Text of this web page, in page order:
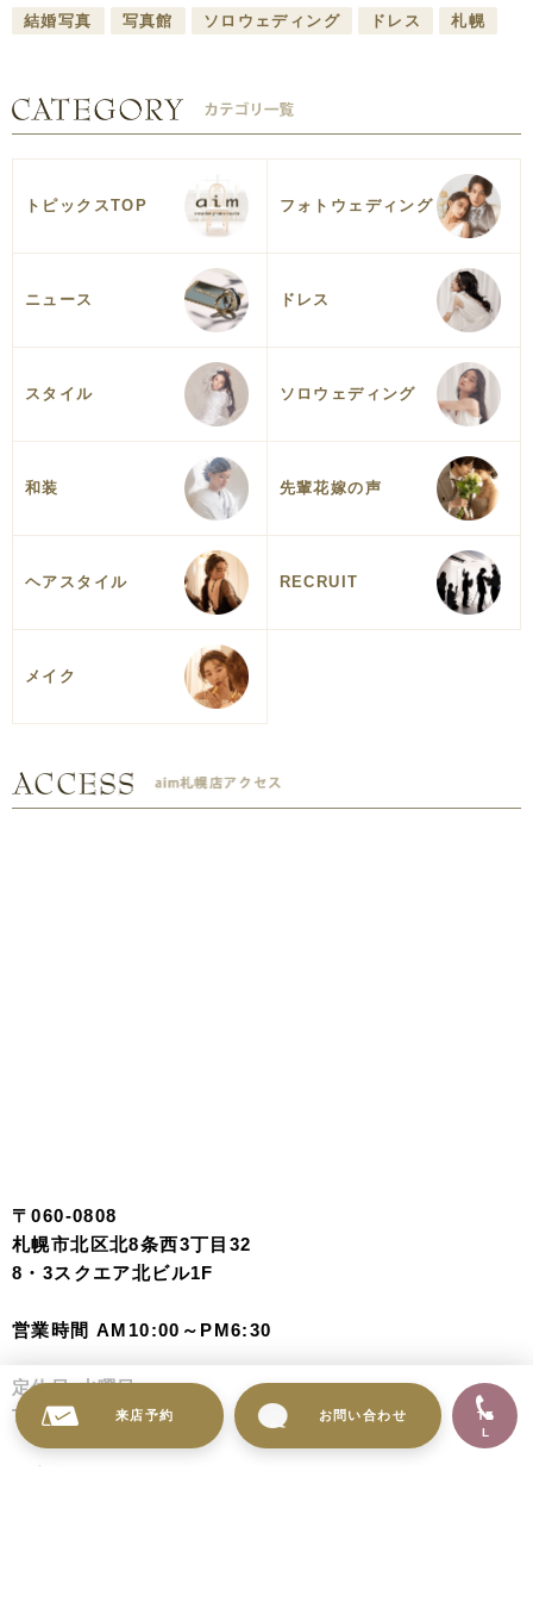
結婚写真 写真館 ソロウェディング ドレス 札幌
トピックスTOP フォトウェディング
ニュース ドレス
スタイル ソロウェディング
和装 先輩花嫁の声
ヘアスタイル RECRUIT
メイク
来店予約 お問い合わせ
TE
L
〒060-0808
札幌市北区北8条西3丁目32
8・3スクエア北ビル1F
営業時間 AM10:00～PM6:30
定休日:水曜日
TEL 011-758-3303
アクセス